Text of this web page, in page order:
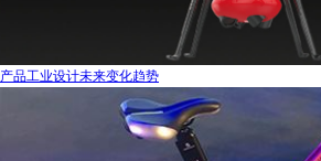
产品工业设计未来变化趋势